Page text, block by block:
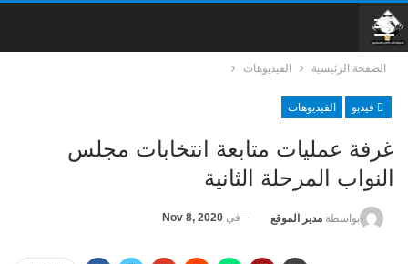
الصفحة الرئيسية الفيديوهات
فيديو الفيديوهات
غرفة عمليات متابعة انتخابات مجلس
النواب المرحلة الثانية
بواسطة مدير الموقع في Nov 8, 2020